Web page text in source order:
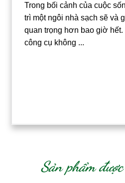
Trong bối cảnh của cuộc
trì một ngôi nhà sạch sẽ và
quan trọng hơn bao giờ
công cụ không ...
Sản phẩm